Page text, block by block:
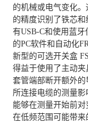
的机械或电气变化
的精度识别了铁芯
有USB-C和使用蓝
的PC软件和自动化
新型的可选开关盒
得益于使用了主动
套管端部断开额外
所连接电缆的测量影
能够在测量开始前
在低频范围可能带来